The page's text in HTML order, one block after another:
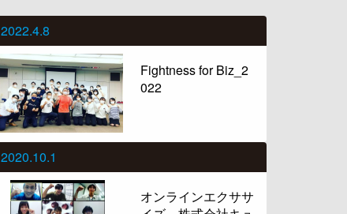
2022.4.8
Fightness for Biz_2
022
2020.10.1
オンラインエクササ